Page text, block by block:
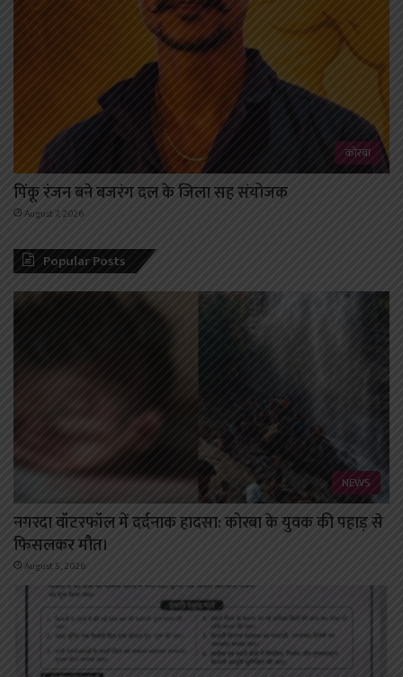
कोरबा
पिंकू रंजन बने बजरंग दल के जिला सह संयोजक
August 7, 2026
Popular Posts
NEWS
नगरदा वॉटरफॉल में दर्दनाक हादसा: कोरबा के युवक की पहाड़ से
फिसलकर मौत।
August 5, 2026